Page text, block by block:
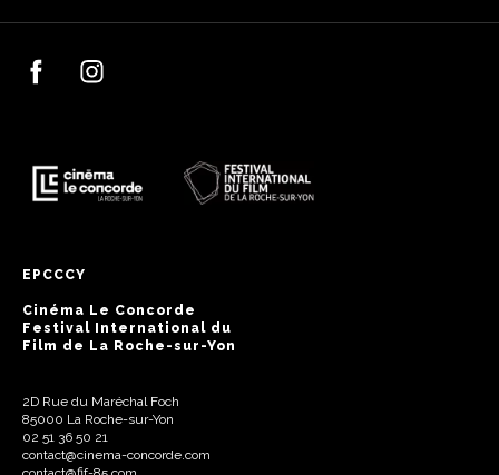
EPCCCY
Cinéma Le Concorde
Festival International du
Film de La Roche-sur-Yon
2D Rue du Maréchal Foch
85000 La Roche-sur-Yon
02 51 36 50 21
contact@cinema-concorde.com